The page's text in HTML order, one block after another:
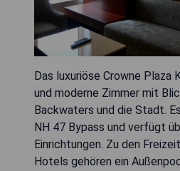
Das luxuriöse Crowne
und moderne Zimmer mit
Backwaters und die Stadt.
NH 47 Bypass und verfügt
Einrichtungen. Zu den
Hotels gehören ein